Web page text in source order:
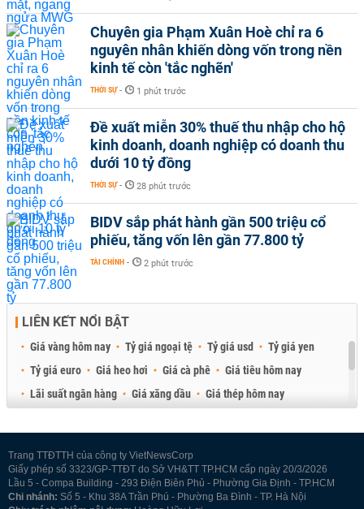
Chuyên gia Phạm Xuân Hoè chỉ ra 6
nguyên nhân khiến dòng vốn trong nền
kinh tế còn 'tắc nghẽn'
THỜI SỰ - 1 phút trước
Đề xuất miễn 30% thuế thu nhập cho hộ
kinh doanh, doanh nghiệp có doanh thu
dưới 10 tỷ đồng
THỜI SỰ - 28 phút trước
BIDV sắp phát hành gần 500 triệu cổ
phiếu, tăng vốn lên gần 77.800 tỷ
TÀI CHÍNH - 2 phút trước
LIÊN KẾT NỔI BẬT
Giá vàng hôm nay Tỷ giá ngoại tệ Tỷ giá usd
Tỷ giá yen
Tỷ giá euro
Giá heo hơi Giá cà phê
Giá tiêu hôm nay
Lãi suất ngân hàng
Giá xăng dầu
Giá thép hôm nay
Trang TTĐTTH của công ty VietNewsCorp
Giấy phép số 3323/GP-TTĐT do Sở VH&TT TP.HCM cấp ngày 20/3/2026
Lầu 5 - Compa Building - 293 Điện Biên Phủ - Phường Gia Định - TP.HCM
Chi nhánh: Số 5 - Khu 38A Trần Phú - Phường Ba Đình - TP. Hà Nội